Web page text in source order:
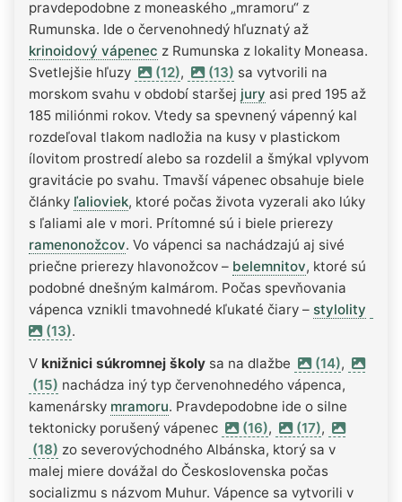
pravdepodobne z moneaského „mramoru“ z
Rumunska. Ide o červenohnedý hľuznatý až
krinoidový vápenec z Rumunska z lokality Moneasa.
Svetlejšie hľuzy
(12), (13) sa vytvorili na
morskom svahu v období staršej jury asi pred 195 až
185 miliónmi rokov. Vtedy sa spevnený vápenný kal
rozdeľoval tlakom nadložia na kusy v plastickom
ílovitom prostredí alebo sa rozdelil a šmýkal vplyvom
gravitácie po svahu. Tmavší vápenec obsahuje biele
články ľalioviek, ktoré počas života vyzerali ako lúky
s ľaliami ale v mori. Prítomné sú i biele prierezy
ramenonožcov. Vo vápenci sa nachádzajú aj sivé
priečne prierezy hlavonožcov – belemnitov, ktoré sú
podobné dnešným kalmárom. Počas spevňovania
vápenca vznikli tmavohnedé kľukaté čiary – stylolity
(13).
V knižnici súkromnej školy sa na dlažbe (14),
(15) nachádza iný typ červenohnedého vápenca,
kamenársky mramoru. Pravdepodobne ide o silne
tektonicky porušený vápenec
(16), (17),
(18) zo severovýchodného Albánska, ktorý sa v
malej miere dovážal do Československa počas
socializmu s názvom Muhur. Vápence sa vytvorili v